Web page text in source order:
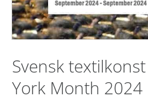
Svensk
York Month 2024